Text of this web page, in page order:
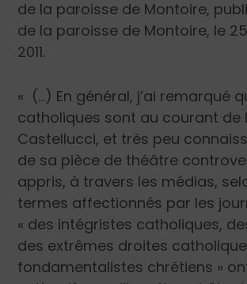
de la paroisse de Montoire,
de la paroisse de Montoire, le
2011.
« (…) En général, j’ai remarqué
catholiques sont au courant de
Castellucci, et très peu
de sa pièce de théâtre
appris, à travers les médias,
termes affectionnés par les
« des intégristes catholiques,
des extrêmes droites
fondamentalistes chrétiens »